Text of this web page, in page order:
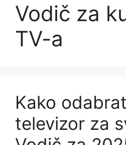
Vodič za
TV-a
Kako
televizor za